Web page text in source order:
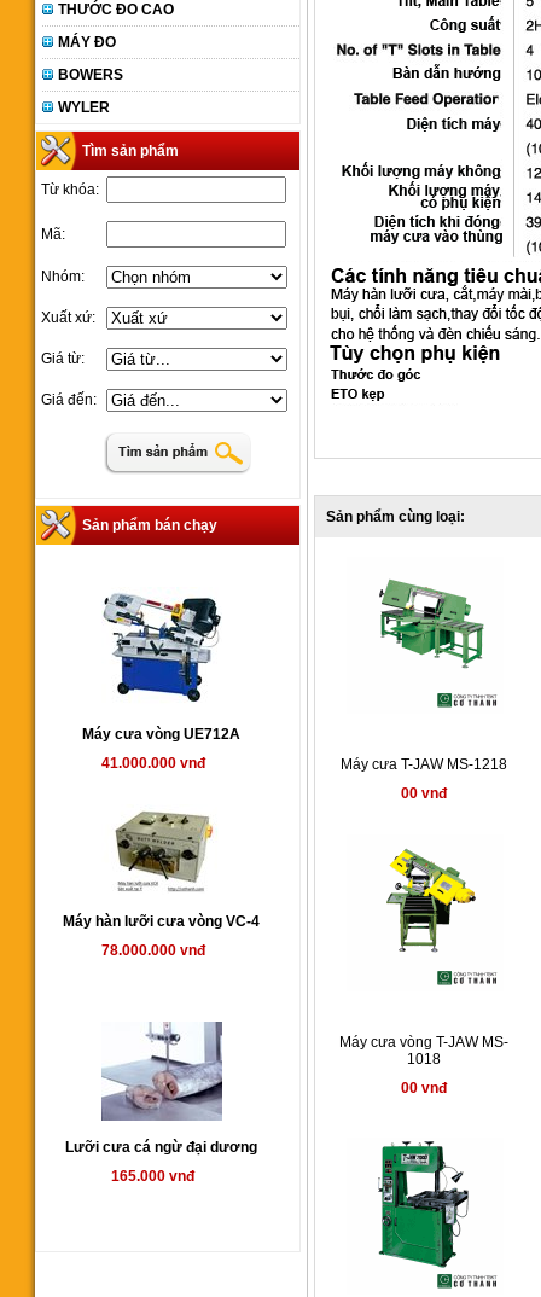
THƯỚC ĐO CAO
MÁY ĐO
BOWERS
WYLER
Tìm sản phẩm
Từ khóa:
Mã:
Nhóm:
Xuất xứ:
Giá từ:
Giá đến:
Sản phẩm bán chạy
Máy cưa vòng UE712A
41.000.000 vnđ
Máy hàn lưỡi cưa vòng VC-4
78.000.000 vnđ
Lưỡi cưa cá ngừ đại dương
165.000 vnđ
Sản phẩm cùng loại:
Máy cưa T-JAW MS-1218
00 vnđ
Máy cưa vòng T-JAW MS-
1018
00 vnđ